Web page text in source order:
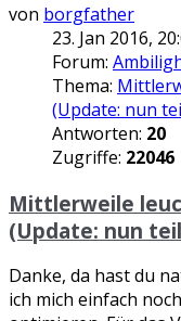
von borgfather
23. Jan 2016,
Forum:
Thema:
(Update: nun
Antworten: 20
Zugriffe: 22046
Mittlerweile
(Update: nun
Danke, da hast du
ich mich einfach